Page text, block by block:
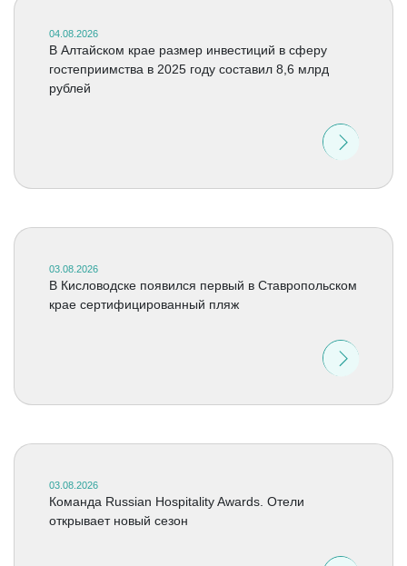
04.08.2026
В Алтайском крае размер инвестиций в сферу
гостеприимства в 2025 году составил 8,6 млрд
рублей
03.08.2026
В Кисловодске появился первый в Ставропольском
крае сертифицированный пляж
03.08.2026
Команда Russian Hospitality Awards. Отели
открывает новый сезон